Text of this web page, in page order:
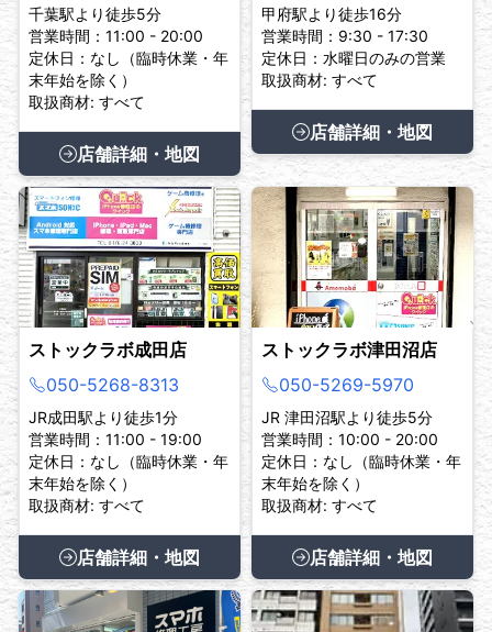
千葉駅より徒歩5分
営業時間：11:00 - 20:00
定休日：なし（臨時休業・年
末年始を除く）
取扱商材: すべて
店舗詳細・地図
甲府駅より徒歩16分
営業時間：9:30 - 17:30
定休日：水曜日のみの営業
取扱商材: すべて
店舗詳細・地図
ストックラボ成田店
050-5268-8313
JR成田駅より徒歩1分
営業時間：11:00 - 19:00
定休日：なし（臨時休業・年
末年始を除く）
取扱商材: すべて
店舗詳細・地図
ストックラボ津田沼店
050-5269-5970
JR 津田沼駅より徒歩5分
営業時間：10:00 - 20:00
定休日：なし（臨時休業・年
末年始を除く）
取扱商材: すべて
店舗詳細・地図